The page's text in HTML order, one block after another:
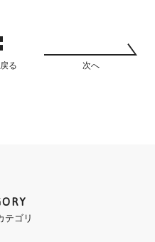
る 次へ
テゴリ